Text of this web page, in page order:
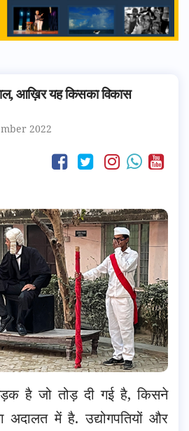
आख़िर यह किसका विकास
2022
है जो तोड़ दी गई है, किसने
अदालत में है. उद्योगपतियों और